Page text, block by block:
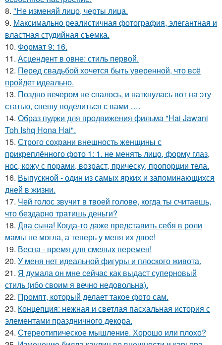
8. "Не изменяй лицо, черты лица.
9. Максимально реалистичная фотография, элегантная и
властная студийная съемка.
10. Формат 9: 16.
11. Асцендент в овне: стиль первой.
12. Перед свадьбой хочется быть уверенной, что всё
пройдет идеально.
13. Поздно вечером не спалось, и наткнулась вот на эту
статью, спешу поделиться с вами ….
14. Образ пуджи для продвижения фильма "Hai Jawani
Toh Ishq Hona Hai".
15. Строго сохрани внешность женщины с
прикреплённого фото 1: 1. не менять лицо, форму глаз,
нос, кожу с порами, возраст, прическу, пропорции тела.
16. Выпускной - один из самых ярких и запоминающихся
дней в жизни.
17. Чей голос звучит в твоей голове, когда ты считаешь,
что бездарно тратишь деньги?
18. Два сына! Когда-то даже представить себя в роли
мамы не могла, а теперь у меня их двое!
19. Весна - время для смелых перемен!
20. У меня нет идеальной фигуры и плоского живота.
21. Я думала он мне сейчас как выдаст суперновый
стиль (ибо своим я вечно недовольна).
22. Промпт, который делает такое фото сам.
23. Концепция: нежная и светлая пасхальная история с
элементами праздничного декора.
24. Стереотипическое мышление. Хорошо или плохо?